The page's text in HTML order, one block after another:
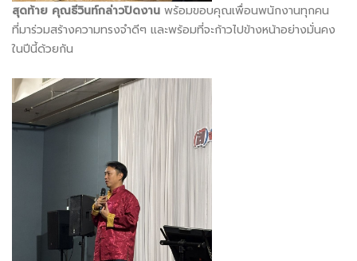
สุดท้าย คุณธีวินท์กล่าวปิดงาน พร้อมขอบคุณเพื่อนพนักงานทุกคน
ที่มาร่วมสร้างความทรงจำดีๆ และพร้อมที่จะก้าวไปข้างหน้าอย่างมั่นคง
ในปีนี้ด้วยกัน